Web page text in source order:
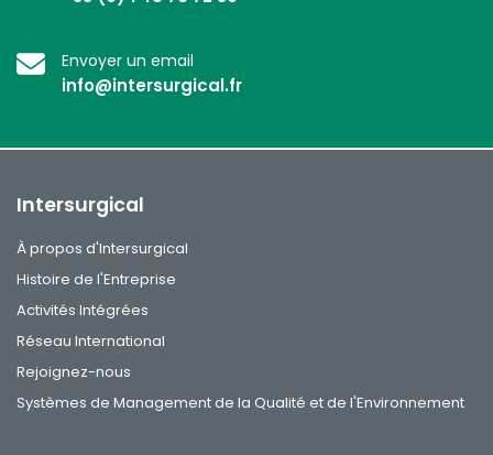
Envoyer un email
info@intersurgical.fr
Intersurgical
À propos d'Intersurgical
Histoire de l'Entreprise
Activités Intégrées
Réseau International
Rejoignez-nous
Systèmes de Management de la Qualité et de l'Environnement